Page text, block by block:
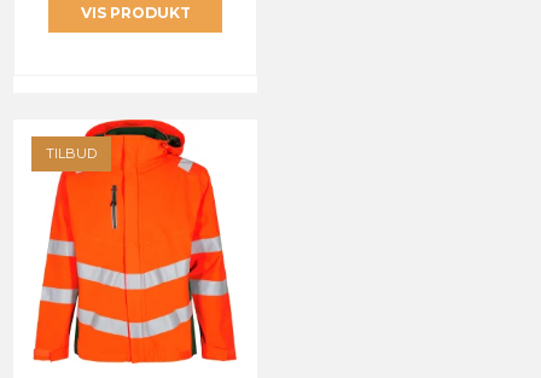
VIS PRODUKT
TILBUD